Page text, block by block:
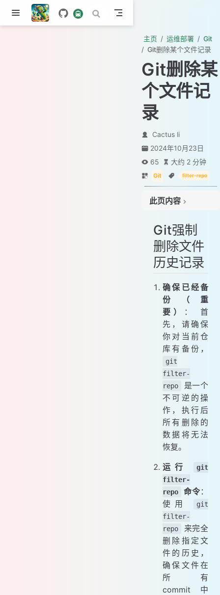
主页 运维部署
Git
Git删除某个文件记录
Git删除某
个文件记
录
Cactus li
2024年10月23日
65
大约 2 分钟
Git filter-repo
此页内容
Git强制
删除文件
历史记录
确保已经备
份（重
要）
： 首
先，请确保
你对当前仓
库有备份，
git
filter-
repo
是一个
不可逆的操
作，执行后
所有删除的
数据将无法
恢复。
运行
git
filter-
repo
命令：
使用
git
filter-
repo
来完全
删除指定文
件的历史，
确保文件在
所有
commit 中